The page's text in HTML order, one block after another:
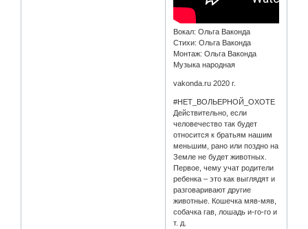
Вокал: Ольга Ваконда
Стихи: Ольга Ваконда
Монтаж: Ольга Ваконда
Музыка народная
vakonda.ru 2020 г.
#НЕТ_ВОЛЬЕРНОЙ_ОХОТЕ
Действительно, если
человечество так будет
относится к братьям нашим
меньшим, рано или поздно на
Земле не будет животных.
Первое, чему учат родители
ребенка – это как выглядят и
разговаривают другие
животные. Кошечка мяв-мяв,
собачка гав, лошадь и-го-го и
т. д.